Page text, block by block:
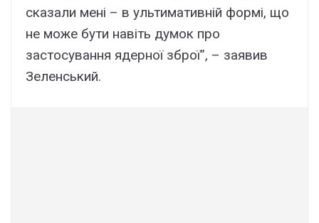
сказали мені – в ультимативній формі, що
не може бути навіть думок про
застосування ядерної зброї”, – заявив
Зеленський.